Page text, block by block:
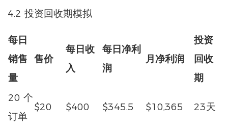
4.2 投资回收期模拟
每日
销售
量
售价
每日收
入
每日净利
润
月净利润
投资
回收
期
20 个
订单
$20 $400 $345.5 $10,365 23天